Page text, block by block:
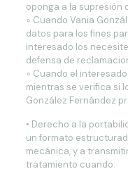
oponga a la supresión
◦ Cuando Vania
datos para los fines
interesado los
defensa de
◦ Cuando el
mientras se verifica si
González Fernández
• Derecho a la
un formato
mecánica, y a
tratamiento cuando: